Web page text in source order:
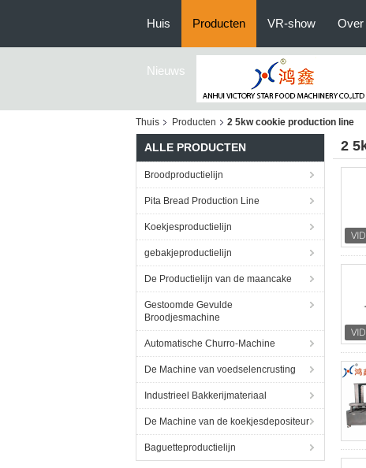
Huis Producten VR-show Over
Nieuws
Thuis Producten 2 5kw cookie production line
ALLE PRODUCTEN
Broodproductielijn
Pita Bread Production Line
Koekjesproductielijn
gebakjeproductielijn
De Productielijn van de maancake
Gestoomde Gevulde
Broodjesmachine
Automatische Churro-Machine
De Machine van voedselencrusting
Industrieel Bakkerijmateriaal
De Machine van de koekjesdepositeur
Baguetteproductielijn
2